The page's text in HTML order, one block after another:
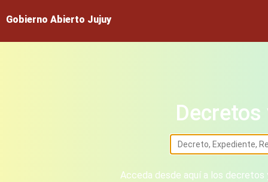
Gobierno Abierto Jujuy
Acceda desde aquí a los